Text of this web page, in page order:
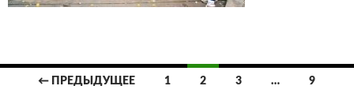
Навигация
← ПРЕДЫДУЩЕЕ 1 2 3 … 9